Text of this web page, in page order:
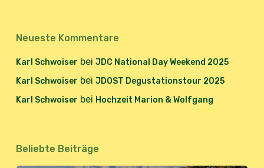
Neueste Kommentare
Karl Schwoiser bei JDC National Day Weekend 2025
Karl Schwoiser bei JDOST Degustationstour 2025
Karl Schwoiser bei Hochzeit Marion & Wolfgang
Beliebte Beiträge